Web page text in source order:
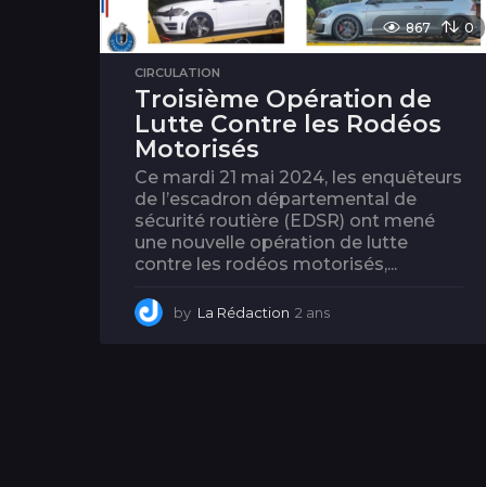
867 0
CIRCULATION
Troisième Opération de
Lutte Contre les Rodéos
Motorisés
Ce mardi 21 mai 2024, les enquêteurs
de l’escadron départemental de
sécurité routière (EDSR) ont mené
une nouvelle opération de lutte
contre les rodéos motorisés,...
by La Rédaction 2 ans